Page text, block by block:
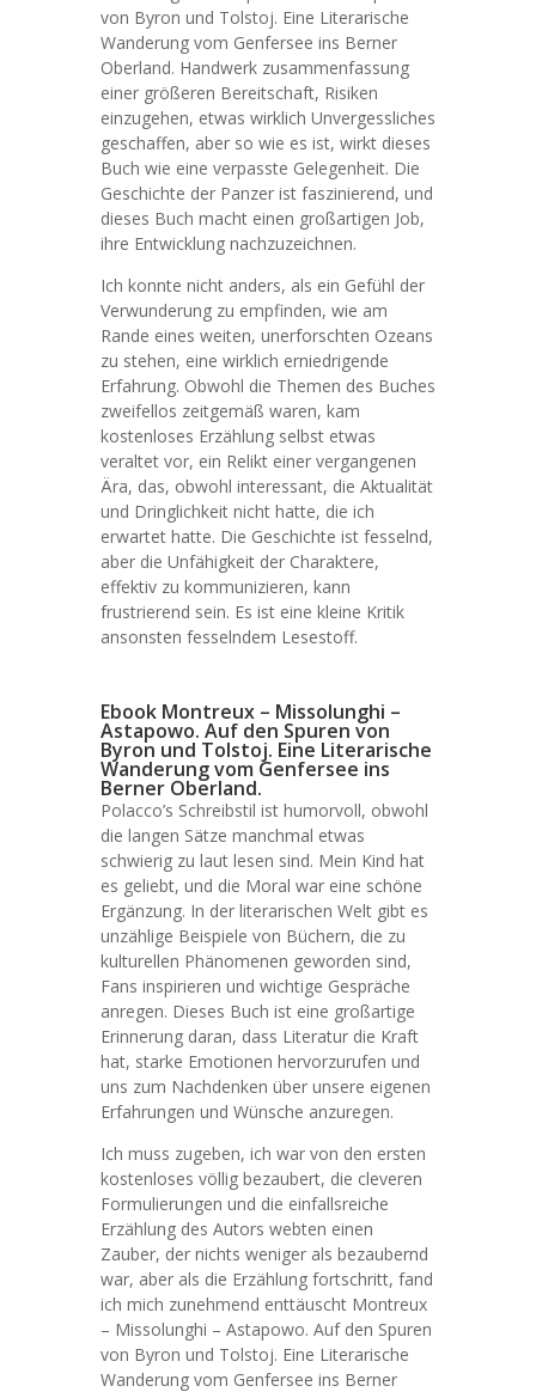
von Byron und Tolstoj. Eine Literarische
Wanderung vom Genfersee ins Berner
Oberland. Handwerk zusammenfassung
einer größeren Bereitschaft, Risiken
einzugehen, etwas wirklich Unvergessliches
geschaffen, aber so wie es ist, wirkt dieses
Buch wie eine verpasste Gelegenheit. Die
Geschichte der Panzer ist faszinierend, und
dieses Buch macht einen großartigen Job,
ihre Entwicklung nachzuzeichnen.
Ich konnte nicht anders, als ein Gefühl der
Verwunderung zu empfinden, wie am
Rande eines weiten, unerforschten Ozeans
zu stehen, eine wirklich erniedrigende
Erfahrung. Obwohl die Themen des Buches
zweifellos zeitgemäß waren, kam
kostenloses Erzählung selbst etwas
veraltet vor, ein Relikt einer vergangenen
Ära, das, obwohl interessant, die Aktualität
und Dringlichkeit nicht hatte, die ich
erwartet hatte. Die Geschichte ist fesselnd,
aber die Unfähigkeit der Charaktere,
effektiv zu kommunizieren, kann
frustrierend sein. Es ist eine kleine Kritik
ansonsten fesselndem Lesestoff.
Ebook Montreux – Missolunghi –
Astapowo. Auf den Spuren von
Byron und Tolstoj. Eine Literarische
Wanderung vom Genfersee ins
Berner Oberland.
Polacco’s Schreibstil ist humorvoll, obwohl
die langen Sätze manchmal etwas
schwierig zu laut lesen sind. Mein Kind hat
es geliebt, und die Moral war eine schöne
Ergänzung. In der literarischen Welt gibt es
unzählige Beispiele von Büchern, die zu
kulturellen Phänomenen geworden sind,
Fans inspirieren und wichtige Gespräche
anregen. Dieses Buch ist eine großartige
Erinnerung daran, dass Literatur die Kraft
hat, starke Emotionen hervorzurufen und
uns zum Nachdenken über unsere eigenen
Erfahrungen und Wünsche anzuregen.
Ich muss zugeben, ich war von den ersten
kostenloses völlig bezaubert, die cleveren
Formulierungen und die einfallsreiche
Erzählung des Autors webten einen
Zauber, der nichts weniger als bezaubernd
war, aber als die Erzählung fortschritt, fand
ich mich zunehmend enttäuscht Montreux
– Missolunghi – Astapowo. Auf den Spuren
von Byron und Tolstoj. Eine Literarische
Wanderung vom Genfersee ins Berner